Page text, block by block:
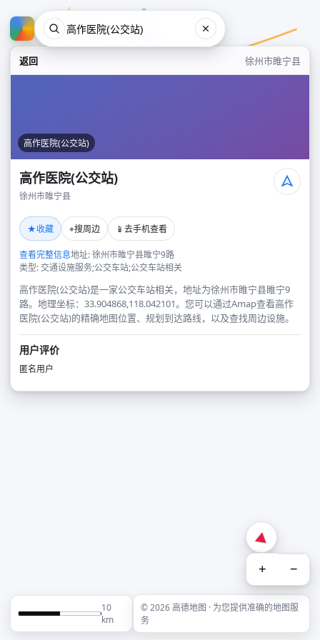
返回 徐州市睢宁县
高作医院(公交站)
高作医院(公交站)
徐州市睢宁县
★收藏 ⌖搜周边 📱 去手机查看
查看完整信息地址: 徐州市睢宁县睢宁9路
类型: 交通设施服务;公交车站;公交车站相关
高作医院(公交站)是一家公交车站相关，地址为徐州市睢宁县睢宁9
路。地理坐标：33.904868,118.042101。您可以通过Amap查看高作
医院(公交站)的精确地图位置、规划到达路线，以及查找周边设施。
用户评价
匿名用户
+ −
10
km
© 2026 高德地图 · 为您提供准确的地图服
务